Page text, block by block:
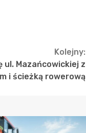
Kolejny:
ul. Mazańcowickiej z
i ścieżką rowerową